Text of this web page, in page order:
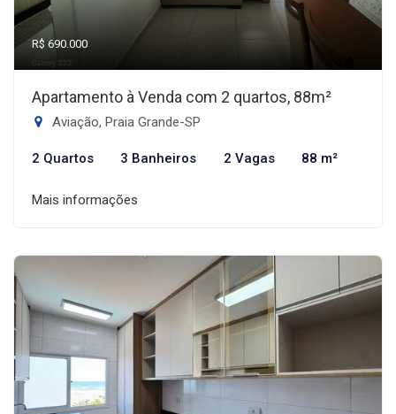
R$ 690.000
Apartamento à Venda com 2 quartos, 88m²
Aviação, Praia Grande-SP
2 Quartos 3 Banheiros 2 Vagas 88 m²
Mais informações